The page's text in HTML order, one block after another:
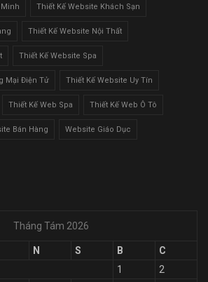
Thiết Kế Website Khách Sạn
Thiết Kế Website Nội Thất
Thiết Kế Website Spa
Mại Điện Tử Thiết Kế Website Uy Tín
Thiết Kế Web Spa Thiết Kế Web Ô Tô
Bán Hàng Website Giáo Dục
Tháng Tám 2026
N S B
C
1
2